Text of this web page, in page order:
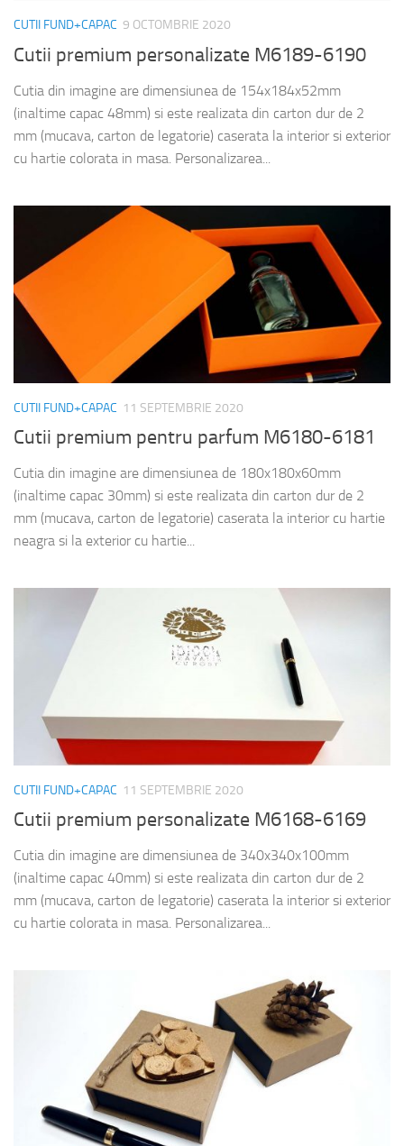
CUTII FUND+CAPAC 9 OCTOMBRIE 2020
Cutii premium personalizate M6189-6190
Cutia din imagine are dimensiunea de 154x184x52mm
(inaltime capac 48mm) si este realizata din carton dur de 2
mm (mucava, carton de legatorie) caserata la interior si exterior
cu hartie colorata in masa. Personalizarea...
CUTII FUND+CAPAC 11 SEPTEMBRIE 2020
Cutii premium pentru parfum M6180-6181
Cutia din imagine are dimensiunea de 180x180x60mm
(inaltime capac 30mm) si este realizata din carton dur de 2
mm (mucava, carton de legatorie) caserata la interior cu hartie
neagra si la exterior cu hartie...
CUTII FUND+CAPAC 11 SEPTEMBRIE 2020
Cutii premium personalizate M6168-6169
Cutia din imagine are dimensiunea de 340x340x100mm
(inaltime capac 40mm) si este realizata din carton dur de 2
mm (mucava, carton de legatorie) caserata la interior si exterior
cu hartie colorata in masa. Personalizarea...